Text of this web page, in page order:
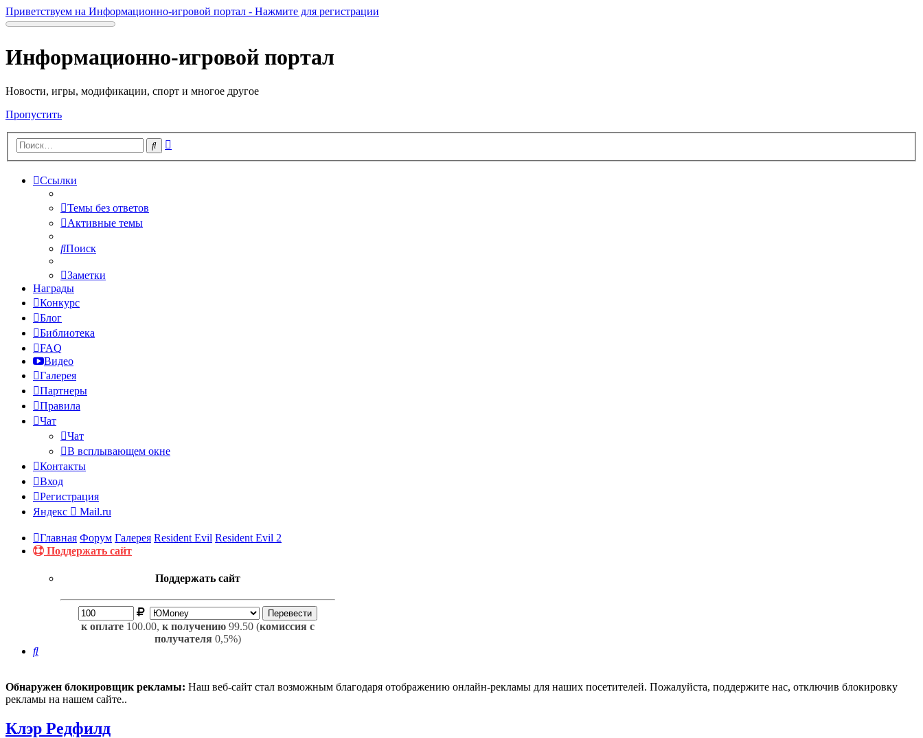
Приветствуем на Информационно-игровой портал - Нажмите для регистрации
Информационно-игровой портал
Новости, игры, модификации, спорт и многое другое
Пропустить
Поиск
Ссылки
Темы без ответов
Активные темы
Поиск
Заметки
Награды
Конкурс
Блог
Библиотека
FAQ
Видео
Галерея
Партнеры
Правила
Чат
Чат
В всплывающем окне
Контакты
Вход
Регистрация
Яндекс
Mail.ru
Главная Форум Галерея Resident Evil Resident Evil 2
Поддержать сайт
Поддержать сайт
к оплате 100.00, к получению 99.50 (комиссия с
получателя 0,5%)
Поиск
Обнаружен блокировщик рекламы: Наш веб-сайт стал возможным благодаря отображению онлайн-рекламы для наших посетителей. Пожалуйста, поддержите нас, отключив блокировку
рекламы на нашем сайте..
Клэр Редфилд